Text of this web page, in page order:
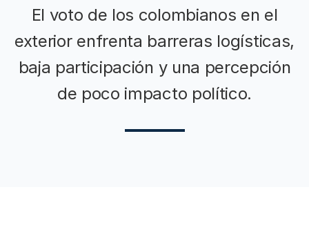
El voto de los colombianos en el
exterior enfrenta barreras logísticas,
baja participación y una percepción
de poco impacto político.